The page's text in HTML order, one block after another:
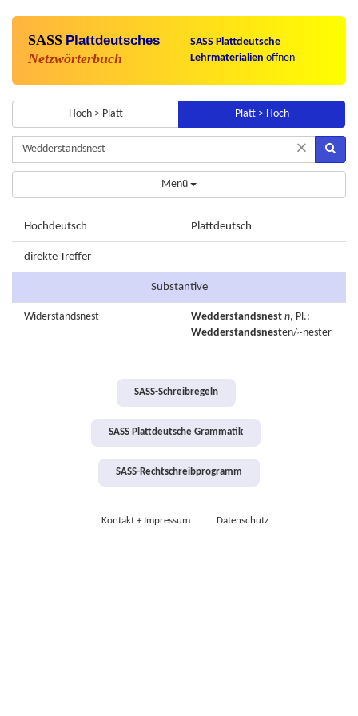
SASS Plattdeutsches
Netzwörterbuch
SASS Plattdeutsche
Lehrmaterialien öffnen
Hoch > Platt Platt > Hoch
×
Menü
Hochdeutsch Plattdeutsch
direkte Treffer
Substantive
Widerstandsnest Wedderstandsnest n, Pl.:
Wedderstandsnesten/~nester
SASS-Schreibregeln
SASS Plattdeutsche Grammatik
SASS-Rechtschreibprogramm
Kontakt + Impressum Datenschutz